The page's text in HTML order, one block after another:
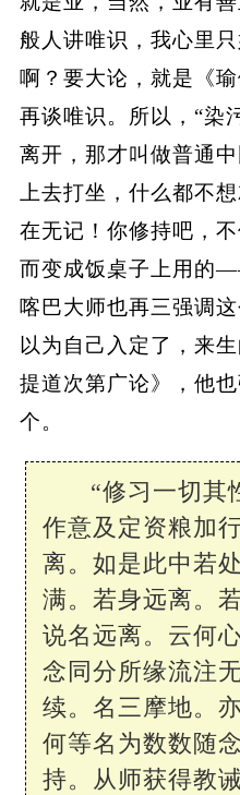
般人讲唯识，我心里
啊？要大论，就是《
再谈唯识。所以，“染
离开，那才叫做普通
上去打坐，什么都不
在无记！你修持吧，
而变成饭桌子上用的
喀巴大师也再三强调
以为自己入定了，来
提道次第广论》，他
个。
“修习一切其
作意及定资粮加
离。如是此中若
满。若身远离。
说名远离。云何
念同分所缘流注
续。名三摩地。
何等名为数数随
持。从师获得教